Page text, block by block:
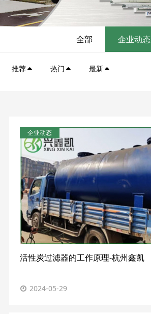
全部 企业动态
推荐 热门 最新
企业动态
活性炭过滤器的工作原理-杭州鑫凯
2024-05-29